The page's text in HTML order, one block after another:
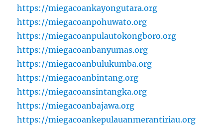
https://miegacoankayongutara.org
https://miegacoanpohuwato.org
https://miegacoanpulautokongboro.org
https://miegacoanbanyumas.org
https://miegacoanbulukumba.org
https://miegacoanbintang.org
https://miegacoansintangka.org
https://miegacoanbajawa.org
https://miegacoankepulauanmerantiriau.org